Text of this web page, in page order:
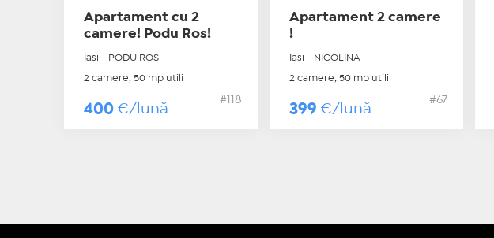
Apartament cu 2
camere! Podu Ros!
Iasi - PODU ROS
2 camere, 50 mp utili
400 €/lună
#118
Apartament 2 camere
!
Iasi - NICOLINA
2 camere, 50 mp utili
399€/lună
#67